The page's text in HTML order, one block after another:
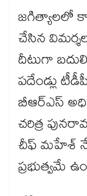
జగిత్యాలలో
చేసిన
దీటుగా
పదేండ్లు
బీఆర్ఎస్
చరిత్ర
చీఫ్ మహేశ్​
ప్రభుత్వమే